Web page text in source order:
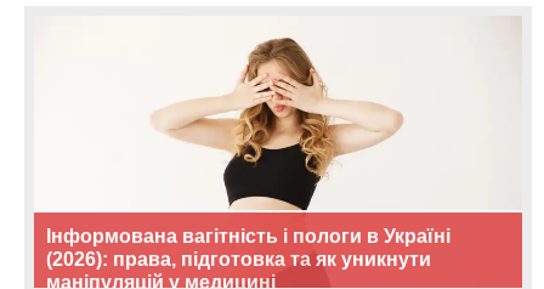
Інформована вагітність і пологи в Україні
(2026): права, підготовка та як уникнути
маніпуляцій у медицині